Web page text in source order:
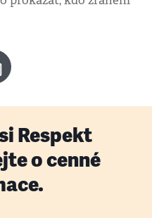
Respekt
o cenné